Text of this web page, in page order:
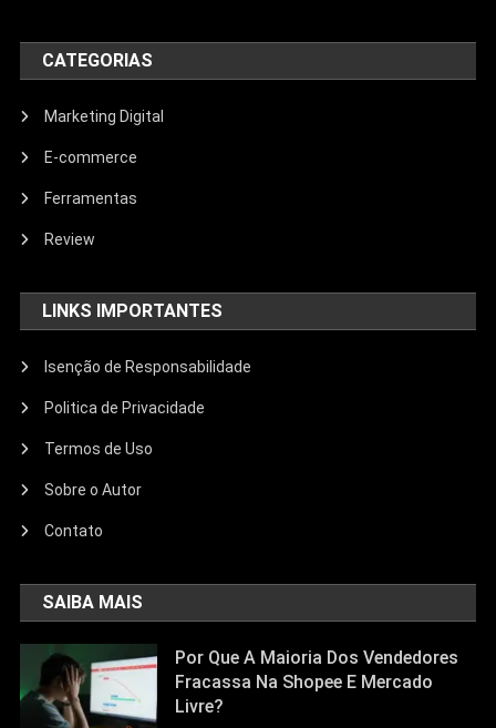
CATEGORIAS
Marketing Digital
E-commerce
Ferramentas
Review
LINKS IMPORTANTES
Isenção de Responsabilidade
Politica de Privacidade
Termos de Uso
Sobre o Autor
Contato
SAIBA MAIS
Por Que A Maioria Dos Vendedores
Fracassa Na Shopee E Mercado
Livre?